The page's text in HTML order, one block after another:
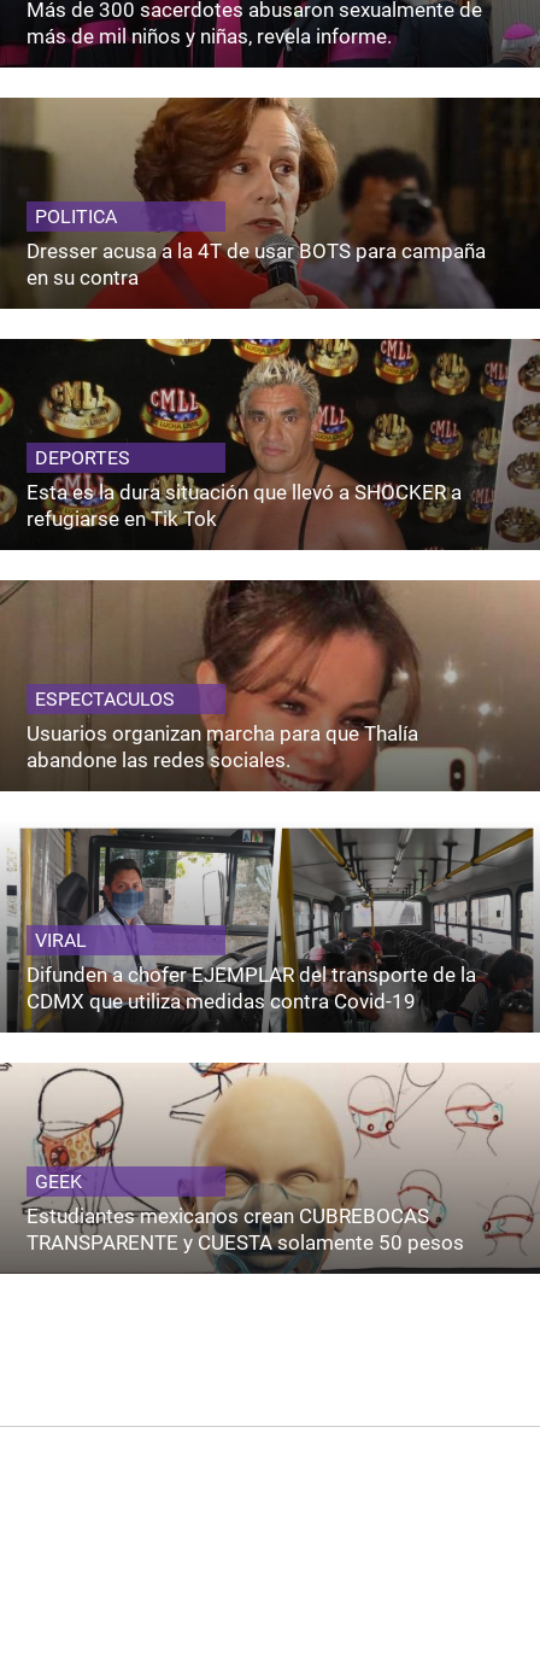
Más de 300 sacerdotes abusaron sexualmente de
más de mil niños y niñas, revela informe.
POLITICA
Dresser acusa a la 4T de usar BOTS para campaña
en su contra
DEPORTES
Esta es la dura situación que llevó a SHOCKER a
refugiarse en Tik Tok
ESPECTACULOS
Usuarios organizan marcha para que Thalía
abandone las redes sociales.
VIRAL
Difunden a chofer EJEMPLAR del transporte de la
CDMX que utiliza medidas contra Covid-19
GEEK
Estudiantes mexicanos crean CUBREBOCAS
TRANSPARENTE y CUESTA solamente 50 pesos